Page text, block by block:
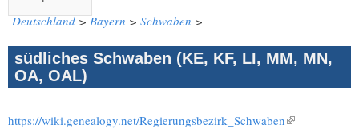
Deutschland>Bayern > Schwaben >
südliches Schwaben (KE, KF, LI, MM, MN,
OA, OAL)
https://wiki.genealogy.net/Regierungsbezirk_Schwaben(Link ist